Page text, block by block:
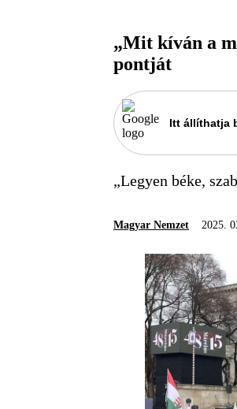
„Mit kíván a
pontját
Itt állíthatja
„Legyen béke,
Magyar Nemzet 2025.